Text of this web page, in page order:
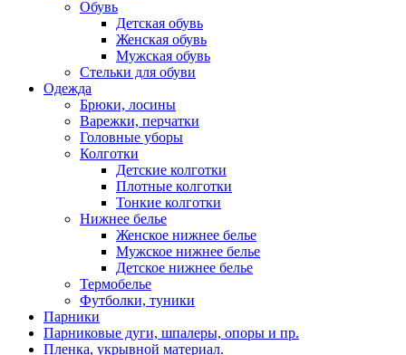
Обувь
Детская обувь
Женская обувь
Мужская обувь
Стельки для обуви
Одежда
Брюки, лосины
Варежки, перчатки
Головные уборы
Колготки
Детские колготки
Плотные колготки
Тонкие колготки
Нижнее белье
Женское нижнее белье
Мужское нижнее белье
Детское нижнее белье
Термобелье
Футболки, туники
Парники
Парниковые дуги, шпалеры, опоры и пр.
Пленка, укрывной материал.